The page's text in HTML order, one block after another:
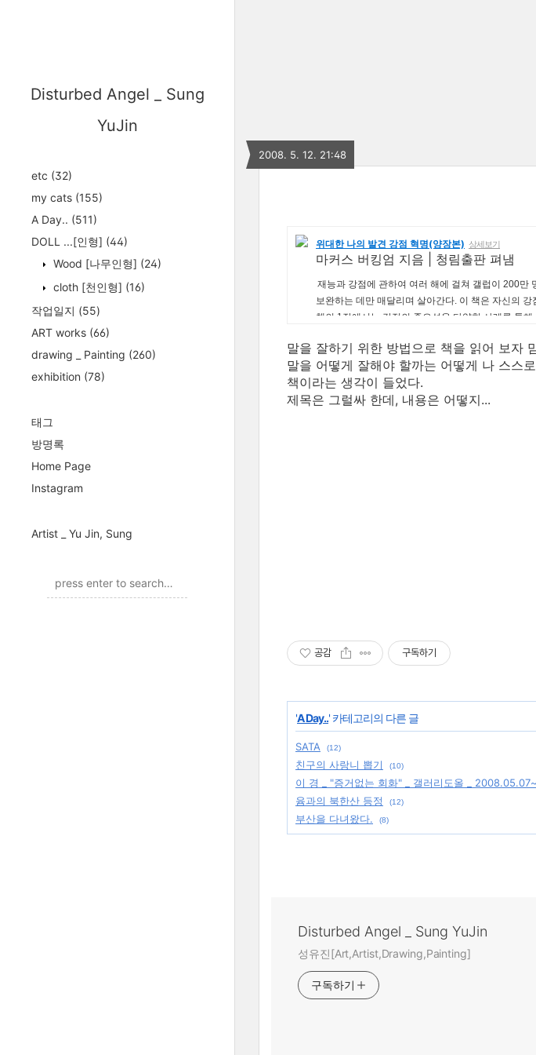
Disturbed Angel _ Sung
YuJin
etc (32)
my cats (155)
A Day.. (511)
DOLL ...[인형] (44)
Wood [나무인형] (24)
cloth [천인형] (16)
작업일지 (55)
ART works (66)
drawing _ Painting (260)
exhibition (78)
태그
방명록
Home Page
Instagram
Artist _ Yu Jin, Sung
2008. 5. 12. 21:48
위대한 나의 발견 강점 혁명(양장본) 상세보기
마커스 버킹엄 지음 | 청림출판 펴냄
재능과 강점에 관하여 여러 해에 걸쳐 갤럽이 200만
보완하는 데만 매달리며 살아간다. 이 책은 자신의
책의 1장에서는 강점의 중요성을 다양한 사례를 통
말을 잘하기 위한 방법으로 책을 읽어 보자
말을 어떻게 잘해야 할까는 어떻게 나 스스
책이라는 생각이 들었다.
제목은 그럴싸 한데, 내용은 어떻지...
공감 구독하기
'A Day..' 카테고리의 다른 글
SATA (12)
친구의 사랑니 뽑기
(10)
이 경 _ "증거없는 회화" _ 갤러리도올 _
윰과의 북한산 등정
(12)
부산을 다녀왔다.
(8)
Disturbed Angel _ Sung YuJin
성유진[Art,Artist,Drawing,Painting]
구독하기